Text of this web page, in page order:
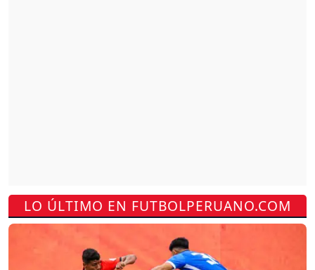
LO ÚLTIMO EN FUTBOLPERUANO.COM